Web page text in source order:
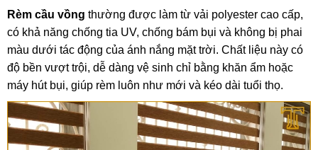
Rèm cầu vồng thường được làm từ vải polyester cao cấp,
có khả năng chống tia UV, chống bám bụi và không bị phai
màu dưới tác động của ánh nắng mặt trời. Chất liệu này có
độ bền vượt trội, dễ dàng vệ sinh chỉ bằng khăn ẩm hoặc
máy hút bụi, giúp rèm luôn như mới và kéo dài tuổi thọ.